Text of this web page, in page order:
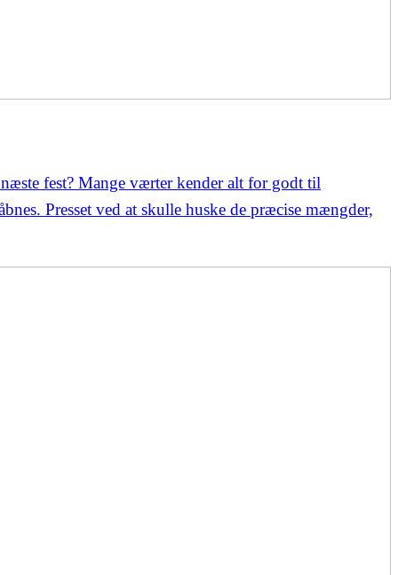
fest? Mange værter kender alt for godt til
Presset ved at skulle huske de præcise mængder,